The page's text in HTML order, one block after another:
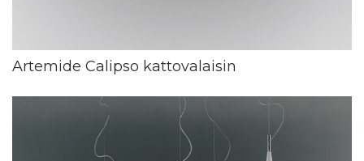
Artemide Calipso kattovalaisin